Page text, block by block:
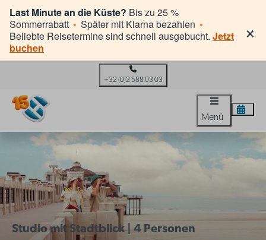
Last Minute an die Küste? Bis zu 25 %
Sommerrabatt • Später mit Klarna bezahlen •
Beliebte Reisetermine sind schnell ausgebucht. Jetzt
buchen
×
+32 (0)2 588 03 03
Menü
Studio mit Stadtblick | 4 Personen